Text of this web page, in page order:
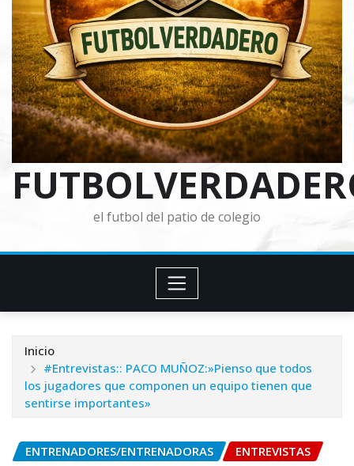
el futbol del patio de colegio
Inicio
#Entrevistas:: PACO MUÑOZ:»Pienso que todos
los jugadores que componen un equipo tienen que
sentirse importantes»
ENTRENADORES/ENTRENADORAS ENTREVISTAS